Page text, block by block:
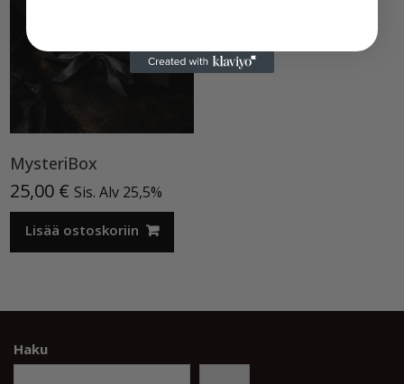
MysteriBox
25,00 € Sis. Alv 25,5%
Lisää ostoskoriin
Haku